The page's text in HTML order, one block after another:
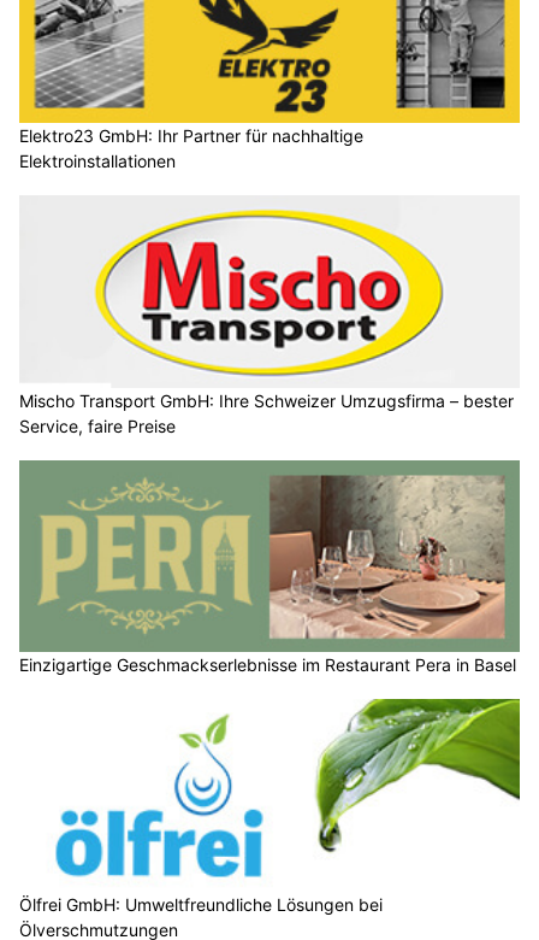
Elektro23 GmbH: Ihr Partner für nachhaltige
Elektroinstallationen
Mischo Transport GmbH: Ihre Schweizer Umzugsfirma – bester
Service, faire Preise
Einzigartige Geschmackserlebnisse im Restaurant Pera in Basel
Ölfrei GmbH: Umweltfreundliche Lösungen bei
Ölverschmutzungen